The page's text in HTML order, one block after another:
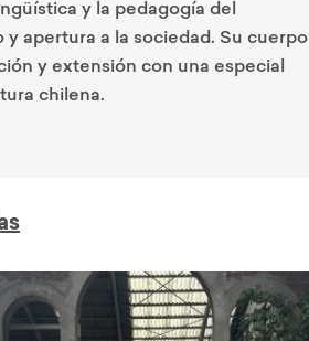
y la pedagogía del
apertura a la sociedad. Su cuerpo
y extensión con una especial
chilena.